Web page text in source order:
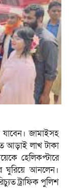
যাবেন। জামাইসহ
আড়াই লাখ টাকা
হেলিকপ্টারে
ঘুরিয়ে আনলেন।
ট্রাফিক পুলিশ